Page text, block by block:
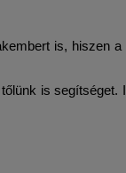
is, hiszen
is